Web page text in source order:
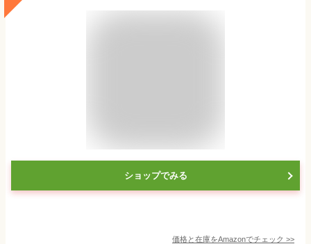
ショップでみる
価格と在庫をAmazonでチェック >>